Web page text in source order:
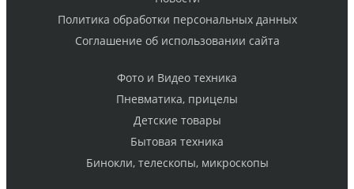
Политика обработки персональных данных
Cоглашение об использовании сайта
Фото и Видео техника
Пневматика, прицелы
Детские товары
Бытовая техника
Бинокли, телескопы, микроскопы